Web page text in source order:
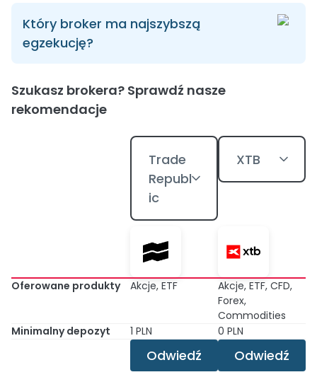
Który broker ma najszybszą
egzekucję?
Szukasz brokera? Sprawdź nasze
rekomendacje
Trade
Republ
ic
XTB
Oferowane produkty Akcje, ETF
Akcje, ETF, CFD,
Forex,
Commodities
Minimalny depozyt
1 PLN 0 PLN
Odwiedź Odwiedź